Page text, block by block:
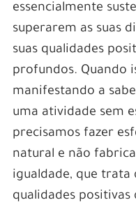
essencialmente
superarem as suas
suas qualidades
profundos. Quando
manifestando a
uma atividade sem
precisamos fazer
natural e não
igualdade, que trata
qualidades